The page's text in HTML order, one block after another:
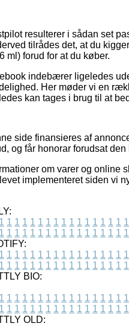
resulterer i sådan set
tilrådes det, at du
ml) forud for at du køber.
indebærer ligeledes
Her møder vi en
kan tages i brug til at
side finansieres af
og får honorar forudsat
om varer og
implementeret siden vi
1 1 1 1 1 1 1 1 1 1 1 1 1 1 1 1 1
1 1 1 1 1 1 1 1 1 1 1 1 1 1 1 1 1
1 1 1 1 1 1 1 1 1 1 1 1 1 1 1 1 1
1 1 1 1 1 1 1 1 1 1 1 1 1 1 1 1 1
BIO:
1 1 1 1 1 1 1 1 1 1 1 1 1 1 1 1 1
1 1 1 1 1 1 1 1 1 1 1 1 1 1 1 1 1
OLD: